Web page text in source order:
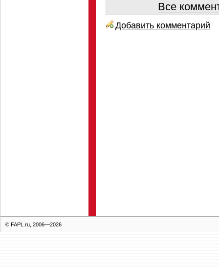
Все
Добавить комментарий
© FAPL.ru, 2006—2026